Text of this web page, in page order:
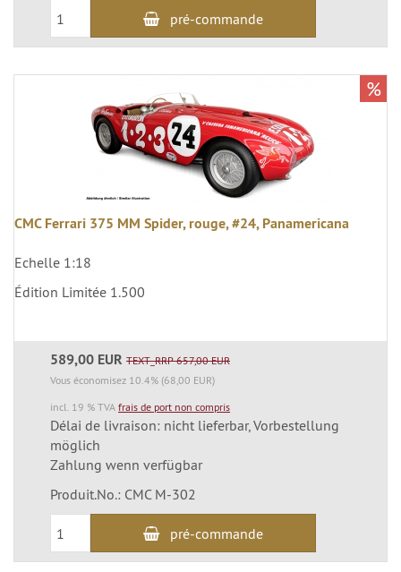
pré-commande
CMC Ferrari 375 MM Spider, rouge, #24, Panamericana
Echelle 1:18
Édition Limitée 1.500
589,00 EUR TEXT_RRP 657,00 EUR
Vous économisez 10.4% (68,00 EUR)
incl. 19 % TVA frais de port non compris
Délai de livraison: nicht lieferbar, Vorbestellung
möglich
Zahlung wenn verfügbar
Produit.No.: CMC M-302
pré-commande
%